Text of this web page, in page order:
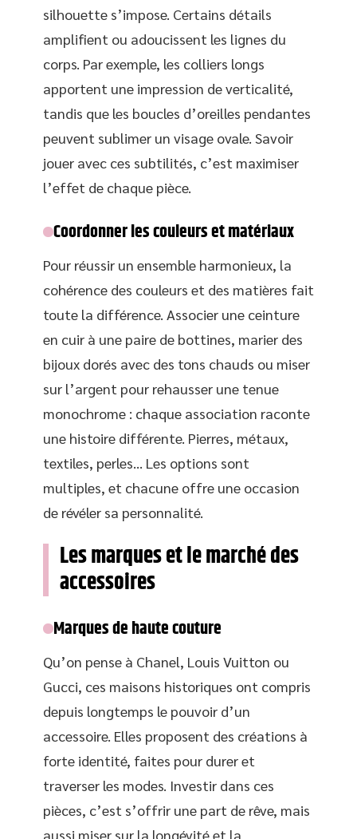
silhouette s’impose. Certains détails
amplifient ou adoucissent les lignes du
corps. Par exemple, les colliers longs
apportent une impression de verticalité,
tandis que les boucles d’oreilles pendantes
peuvent sublimer un visage ovale. Savoir
jouer avec ces subtilités, c’est maximiser
l’effet de chaque pièce.
Coordonner les couleurs et matériaux
Pour réussir un ensemble harmonieux, la
cohérence des couleurs et des matières fait
toute la différence. Associer une ceinture
en cuir à une paire de bottines, marier des
bijoux dorés avec des tons chauds ou miser
sur l’argent pour rehausser une tenue
monochrome : chaque association raconte
une histoire différente. Pierres, métaux,
textiles, perles… Les options sont
multiples, et chacune offre une occasion
de révéler sa personnalité.
Les marques et le marché des
accessoires
Marques de haute couture
Qu’on pense à Chanel, Louis Vuitton ou
Gucci, ces maisons historiques ont compris
depuis longtemps le pouvoir d’un
accessoire. Elles proposent des créations à
forte identité, faites pour durer et
traverser les modes. Investir dans ces
pièces, c’est s’offrir une part de rêve, mais
aussi miser sur la longévité et la